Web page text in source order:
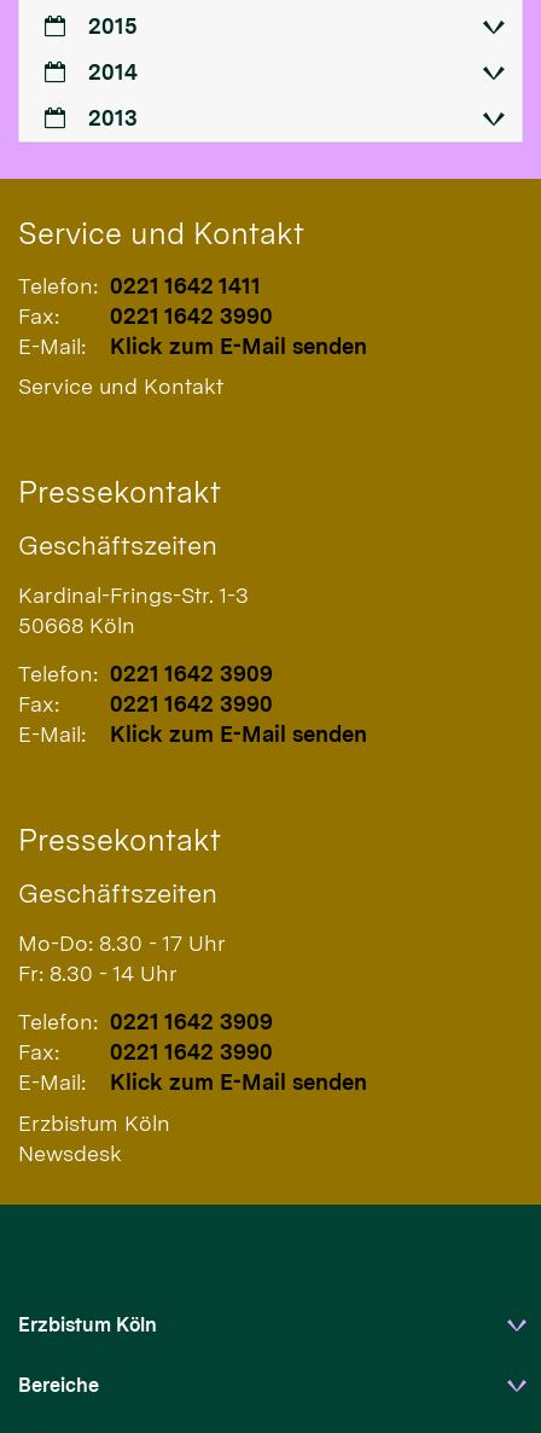
2015
2014
2013
Service und Kontakt
Telefon: 0221 1642 1411
Fax:
0221 1642 3990
E-Mail:
Klick zum E-Mail senden
Service und Kontakt
Pressekontakt
Geschäftszeiten
Kardinal-Frings-Str. 1-3
50668 Köln
Telefon: 0221 1642 3909
Fax:
0221 1642 3990
E-Mail:
Klick zum E-Mail senden
Pressekontakt
Geschäftszeiten
Mo-Do: 8.30 - 17 Uhr
Fr: 8.30 - 14 Uhr
Telefon: 0221 1642 3909
Fax:
0221 1642 3990
E-Mail:
Klick zum E-Mail senden
Erzbistum Köln
Newsdesk
Erzbistum Köln
Bereiche